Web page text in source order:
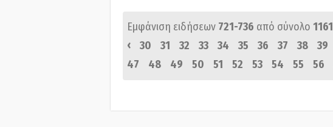
Εμφάνιση ειδήσεων 721-736 από σύνολο 1161
‹
30 31 32 33 34 35 36 37 38 39
47
48 49 50 51 52 53 54 55 56